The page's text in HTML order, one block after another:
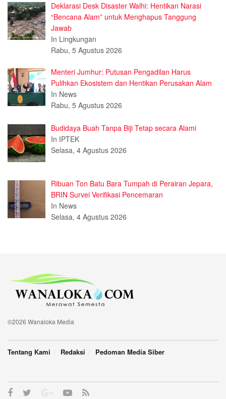
Deklarasi Desk Disaster Walhi: Hentikan Narasi
“Bencana Alam” untuk Menghapus Tanggung
Jawab
In Lingkungan
Rabu, 5 Agustus 2026
Menteri Jumhur: Putusan Pengadilan Harus
Pulihkan Ekosistem dan Hentikan Perusakan Alam
In News
Rabu, 5 Agustus 2026
Budidaya Buah Tanpa Biji Tetap secara Alami
In IPTEK
Selasa, 4 Agustus 2026
Ribuan Ton Batu Bara Tumpah di Perairan Jepara,
BRIN Survei Verifikasi Pencemaran
In News
Selasa, 4 Agustus 2026
©2026 Wanaloka Media
Tentang Kami Redaksi Pedoman Media Siber